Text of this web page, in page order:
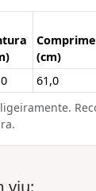
(cm)
61,0